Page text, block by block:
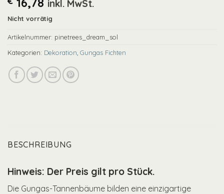
inkl. MwSt.
Nicht vorrätig
Artikelnummer: pinetrees_dream_sol
Kategorien: Dekoration Gungas Fichten
BESCHREIBUNG
Hinweis: Der Preis gilt pro Stück.
Die Gungas-Tannenbäume bilden eine einzigartige